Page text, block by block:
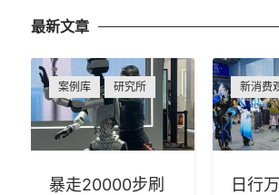
最新文章
案例库 研究所
暴走20000步刷
新消费
日行